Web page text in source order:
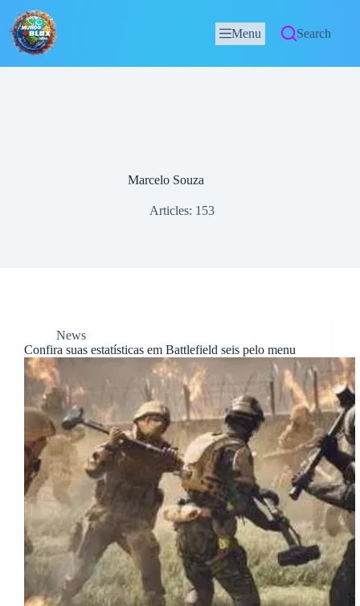
Menu Search
Marcelo Souza
Articles: 153
News
Confira suas estatísticas em Battlefield seis pelo menu